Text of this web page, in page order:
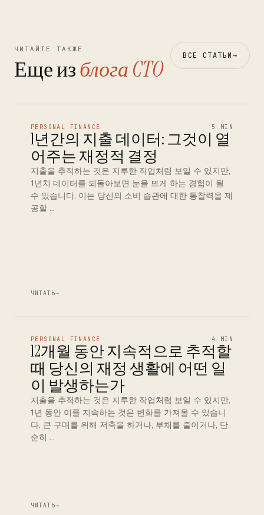
ЧИТАЙТЕ ТАКЖЕ
Еще изблога CTO ВСЕ СТАТЬИ→
PERSONAL FINANCE 5 MIN
1년간의 지출 데이터: 그것이 열
어주는 재정적 결정
지출을 추적하는 것은 지루한 작업처럼 보일 수 있지만,
1년치 데이터를 되돌아보면 눈을 뜨게 하는 경험이 될
수 있습니다. 이는 당신의 소비 습관에 대한 통찰력을 제
공할 …
ЧИТАТЬ→
PERSONAL FINANCE 4 MIN
12개월 동안 지속적으로 추적할
때 당신의 재정 생활에 어떤 일
이 발생하는가
지출을 추적하는 것은 지루한 작업처럼 보일 수 있지만,
1년 동안 이를 지속하는 것은 변화를 가져올 수 있습니
다. 큰 구매를 위해 저축을 하거나, 부채를 줄이거나, 단
순히 …
ЧИТАТЬ→